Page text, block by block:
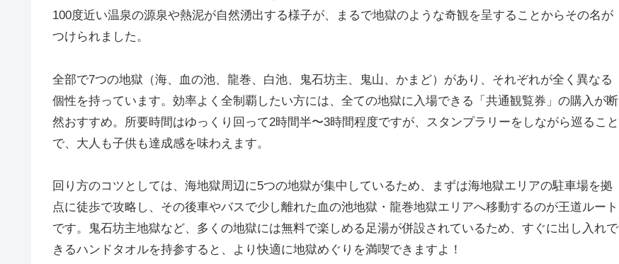
100度近い温泉の源泉や熱泥が自然湧出する様子が、まるで地獄のような奇観を呈することからその名が
つけられました。
全部で7つの地獄（海、血の池、龍巻、白池、鬼石坊主、鬼山、かまど）があり、それぞれが全く異なる
個性を持っています。効率よく全制覇したい方には、全ての地獄に入場できる「共通観覧券」の購入が断
然おすすめ。所要時間はゆっくり回って2時間半〜3時間程度ですが、スタンプラリーをしながら巡ること
で、大人も子供も達成感を味わえます。
回り方のコツとしては、海地獄周辺に5つの地獄が集中しているため、まずは海地獄エリアの駐車場を拠
点に徒歩で攻略し、その後車やバスで少し離れた血の池地獄・龍巻地獄エリアへ移動するのが王道ルート
です。鬼石坊主地獄など、多くの地獄には無料で楽しめる足湯が併設されているため、すぐに出し入れで
きるハンドタオルを持参すると、より快適に地獄めぐりを満喫できますよ！